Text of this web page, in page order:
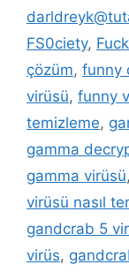
FS0ciety,
çözüm, funny
virüsü, funny
temizleme,
gamma
gamma virüsü,
virüsü nasıl
gandcrab 5
virüs,